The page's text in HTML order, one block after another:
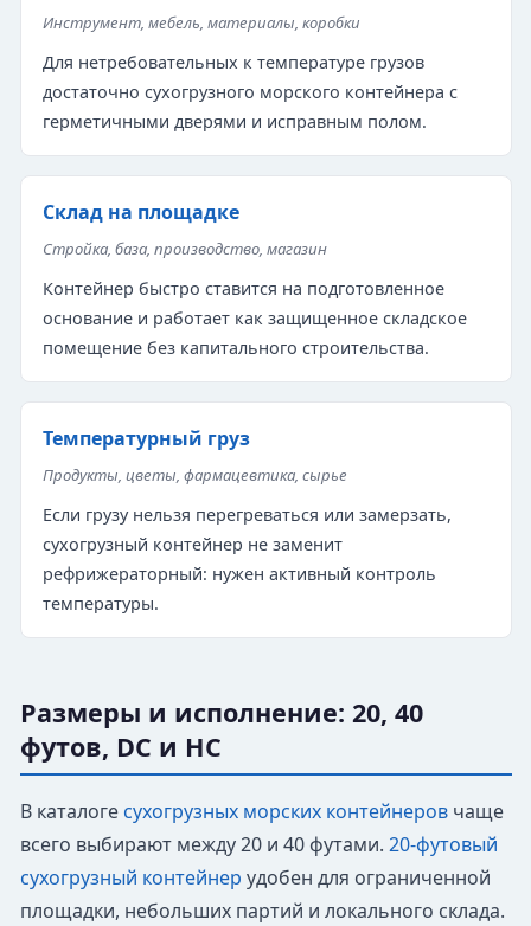
Инструмент, мебель, материалы, коробки
Для нетребовательных к температуре грузов
достаточно сухогрузного морского контейнера с
герметичными дверями и исправным полом.
Склад на площадке
Стройка, база, производство, магазин
Контейнер быстро ставится на подготовленное
основание и работает как защищенное складское
помещение без капитального строительства.
Температурный груз
Продукты, цветы, фармацевтика, сырье
Если грузу нельзя перегреваться или замерзать,
сухогрузный контейнер не заменит
рефрижераторный: нужен активный контроль
температуры.
Размеры и исполнение: 20, 40
футов, DC и HC
В каталоге сухогрузных морских контейнеровчаще
всего выбирают между 20 и 40 футами. 20-футовый
сухогрузный контейнер удобен для ограниченной
площадки, небольших партий и локального склада.